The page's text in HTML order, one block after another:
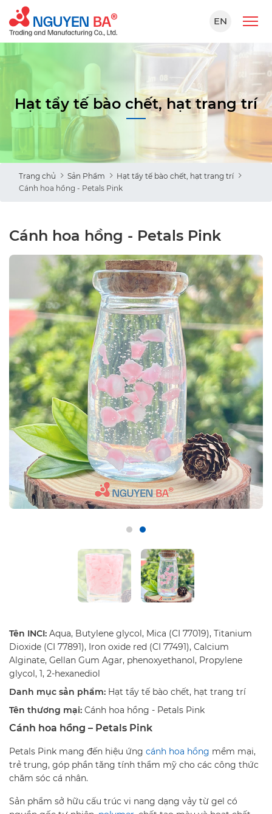
EN
Hạt tẩy tế bào chết, hạt trang trí
Trang chủ Sản Phẩm
Hạt tẩy tế bào chết, hạt trang trí
Cánh hoa hồng - Petals Pink
Cánh hoa hồng - Petals Pink
Tên INCI: Aqua, Butylene glycol, Mica (CI 77019), Titanium
Dioxide (CI 77891), Iron oxide red (CI 77491), Calcium
Alginate, Gellan Gum Agar, phenoxyethanol, Propylene
glycol, 1, 2-hexanediol
Danh mục sản phẩm: Hạt tẩy tế bào chết, hạt trang trí
Tên thương mại: Cánh hoa hồng - Petals Pink
Cánh hoa hồng – Petals Pink
Petals Pink mang đến hiệu ứng cánh hoa hồng mềm mại,
trẻ trung, góp phần tăng tính thẩm mỹ cho các công thức
chăm sóc cá nhân.
Sản phẩm sở hữu cấu trúc vi nang dạng vảy từ gel có